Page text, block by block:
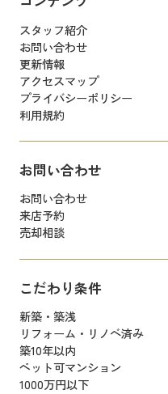
スタッフ紹介
お問い合わせ
更新情報
アクセスマップ
プライバシーポリシー
利用規約
お問い合わせ
お問い合わせ
来店予約
売却相談
こだわり条件
新築・築浅
リフォーム・リノベ済み
築10年以内
ペット可マンション
1000万円以下